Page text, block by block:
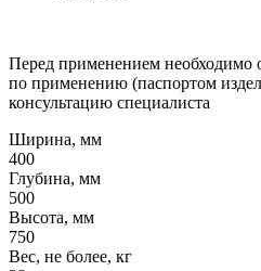
Перед применением необходимо
по применению (паспортом
консультацию специалиста
Ширина, мм
400
Глубина, мм
500
Высота, мм
750
Вес, не более, кг